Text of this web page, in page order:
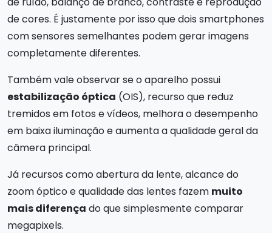
de cores. É justamente por isso que dois smartphones
com sensores semelhantes podem gerar imagens
completamente diferentes.
Também vale observar se o aparelho possui
estabilização óptica (OIS), recurso que reduz
tremidos em fotos e vídeos, melhora o desempenho
em baixa iluminação e aumenta a qualidade geral da
câmera principal.
Já recursos como abertura da lente, alcance do
zoom óptico e qualidade das lentes fazem muito
mais diferença do que simplesmente comparar
megapixels.